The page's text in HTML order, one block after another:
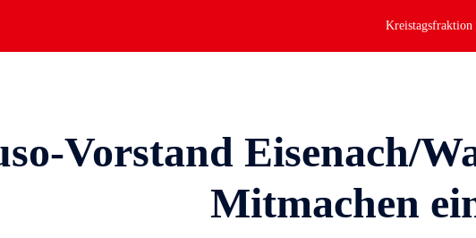
Kreistagsfraktion
Vorstand Eisenach/
Mitmachen